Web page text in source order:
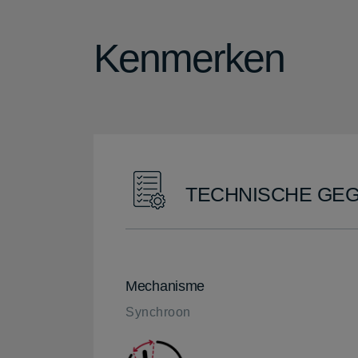
Kenmerken
TECHNISCHE
Mechanisme
Synchroon